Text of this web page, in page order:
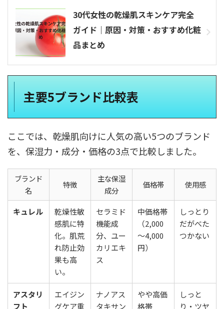
30代女性の乾燥肌スキンケア完全
ガイド｜原因・対策・おすすめ化粧
品まとめ
主要5ブランド比較表
ここでは、乾燥肌向けに人気の高い5つのブランド
を、保湿力・成分・価格の3点で比較しました。
ブランド
名
特徴
主な保湿
成分
価格帯 使用感
キュレル
乾燥性敏
感肌に特
化。肌荒
れ防止効
果も高
い。
セラミド
機能成
分、ユー
カリエキ
ス
中価格帯
（2,000
〜4,000
円）
しっとり
だがべた
つかない
アスタリ
フト
エイジン
グケア重
ナノアス
タキサン
やや高価
格帯
しっと
り・ツヤ